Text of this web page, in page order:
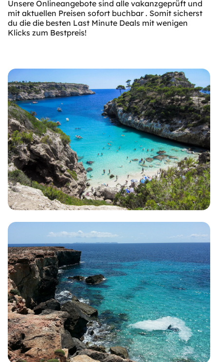
Unsere Onlineangebote sind alle vakanzgeprüft und
mit aktuellen Preisen sofort buchbar . Somit sicherst
du die die besten Last Minute Deals mit wenigen
Klicks zum Bestpreis!